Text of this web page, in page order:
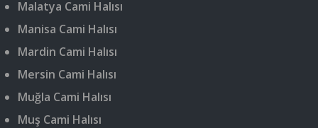
Malatya Cami Halısı
Manisa Cami Halısı
Mardin Cami Halısı
Mersin Cami Halısı
Muğla Cami Halısı
Muş Cami Halısı